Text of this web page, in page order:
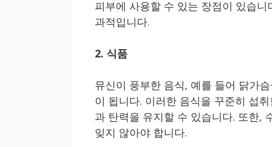
피부에 사용할 수 있는 장점이 있습
과적입니다.
2. 식품
뮤신이 풍부한 음식, 예를 들어 닭가
이 됩니다. 이러한 음식을 꾸준히 섭
과 탄력을 유지할 수 있습니다. 또한,
잊지 않아야 합니다.